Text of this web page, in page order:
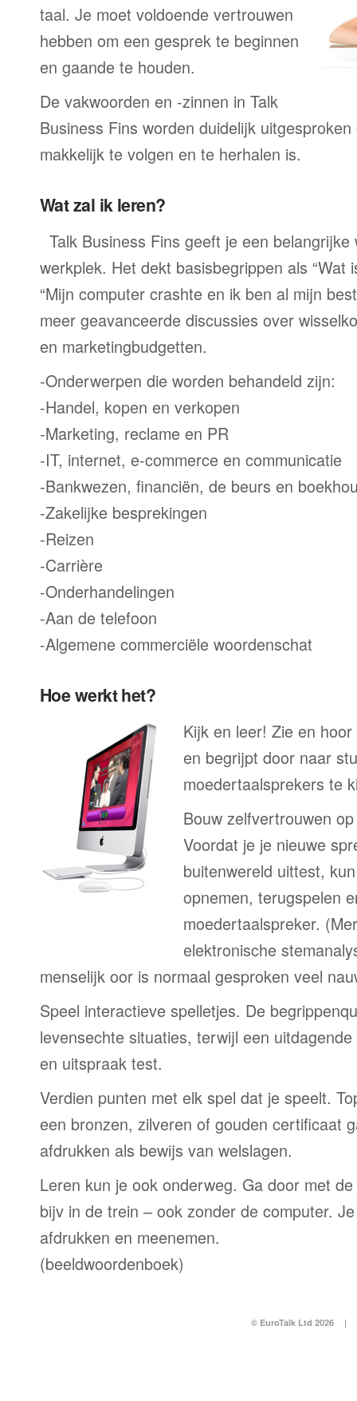
taal. Je moet voldoende vertrouwen
hebben om een gesprek te beginnen
en gaande te houden.
De vakwoorden en -zinnen in Talk
Business Fins worden duidelijk
makkelijk te volgen en te herhalen is.
Wat zal ik leren?
Talk Business Fins geeft je een
werkplek. Het dekt basisbegrippen als “Wat
“Mijn computer crashte en ik ben al mijn
meer geavanceerde discussies over
en marketingbudgetten.
-Onderwerpen die worden behandeld zijn:
-Handel, kopen en verkopen
-Marketing, reclame en PR
-IT, internet, e-commerce en communicatie
-Bankwezen, financiën, de beurs en
-Zakelijke besprekingen
-Reizen
-Carrière
-Onderhandelingen
-Aan de telefoon
-Algemene commerciële woordenschat
Hoe werkt het?
Kijk en leer! Zie en
en begrijpt door naar
moedertaalsprekers te
Bouw zelfvertrouwen
Voordat je je nieuwe
buitenwereld uittest,
opnemen, terugspelen
moedertaalspreker.
elektronische
menselijk oor is normaal gesproken veel
Speel interactieve spelletjes. De
levensechte situaties, terwijl een
en uitspraak test.
Verdien punten met elk spel dat je speelt.
een bronzen, zilveren of gouden certificaat
afdrukken als bewijs van welslagen.
Leren kun je ook onderweg. Ga door met
bijv in de trein – ook zonder de computer.
afdrukken en meenemen.
(beeldwoordenboek)
© EuroTalk Ltd 2026 |